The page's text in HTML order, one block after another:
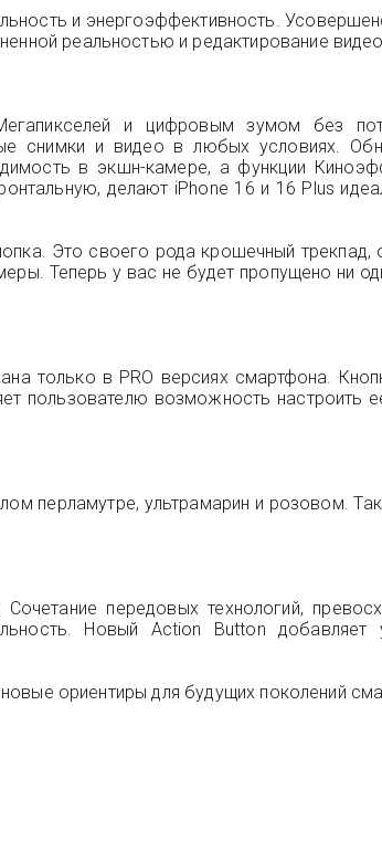
и энергоэффективность.
реальностью и редактирование
и цифровым зумом без
снимки и видео в любых условиях.
в экшн-камере, а функции
делают iPhone 16 и 16 Plus
Это своего рода крошечный трекпад,
Теперь у вас не будет пропущено ни
только в PRO версиях смартфона.
пользователю возможность
перламутре, ультрамарин и розовом.
передовых технологий,
Новый Action Button добавляет
ориентиры для будущих поколений